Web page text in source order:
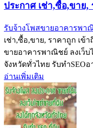
ประกาศ เช่า,ซื้อ,ขาย,
รับจ้างโพสขายอาคารพา
เช่า,ซื้อ,ขาย, ราคาถูก เข้
ขายอาคารพาณิชย์ ลงเว็
จังหวัดทั่วไทย รับทำSEO
อ่านเพิ่มเติม